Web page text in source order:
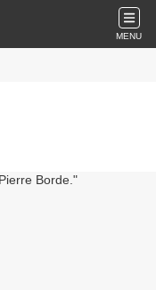
MENU